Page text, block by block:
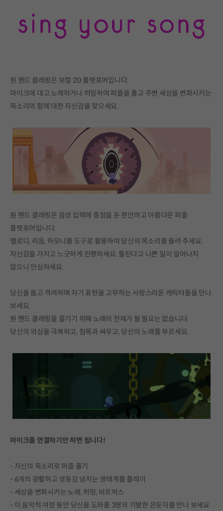
원 핸드 클래핑은 보컬 2D 플랫포머입니다.
마이크에 대고 노래하거나 허밍하여 퍼즐을 풀고 주변 세상을 변화시키는
목소리의 힘에 대한 자신감을 찾으세요.
원 핸드 클래핑은 음성 입력에 중점을 둔 편안하고 아름다운 퍼즐
플랫포머입니다.
멜로디, 리듬, 하모니를 도구로 활용하여 당신의 목소리를 들려 주세요.
자신감을 가지고 느긋하게 진행하세요. 틀린다고 나쁜 일이 일어나지
않으니 안심하세요.
당신을 돕고 격려하며 자기 표현을 고무하는 사랑스러운 캐릭터들을 만나
보세요.
원 핸드 클래핑을 즐기기 위해 노래의 천재가 될 필요는 없습니다.
당신의 의심을 극복하고, 침묵과 싸우고, 당신의 노래를 부르세요.
마이크를 연결하기만 하면 됩니다!
- 자신의 목소리로 퍼즐 풀기
- 6개의 광활하고 생동감 넘치는 생태계를 플레이
- 세상을 변화시키는 노래, 허밍, 비트박스
- 이 음악적 여정 동안 당신을 도와줄 3명의 기발한 은둔자를 만나 보세요